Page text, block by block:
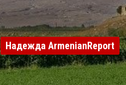
Надежда ArmenianReport